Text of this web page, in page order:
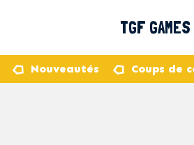
TGF GAMES
Nouveautés Coups de